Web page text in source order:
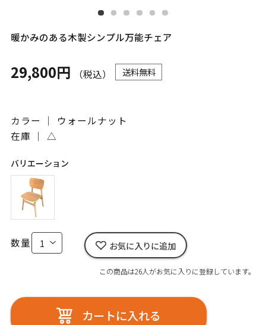
暖かみのある木製シンプル万能チェア
29,800円 （税込） 送料無料
カラー ｜ ウォールナット
在庫 ｜ △
バリエーション
数量 お気に入りに追加
この商品は26人がお気に入りに登録しています。
カートに入れる